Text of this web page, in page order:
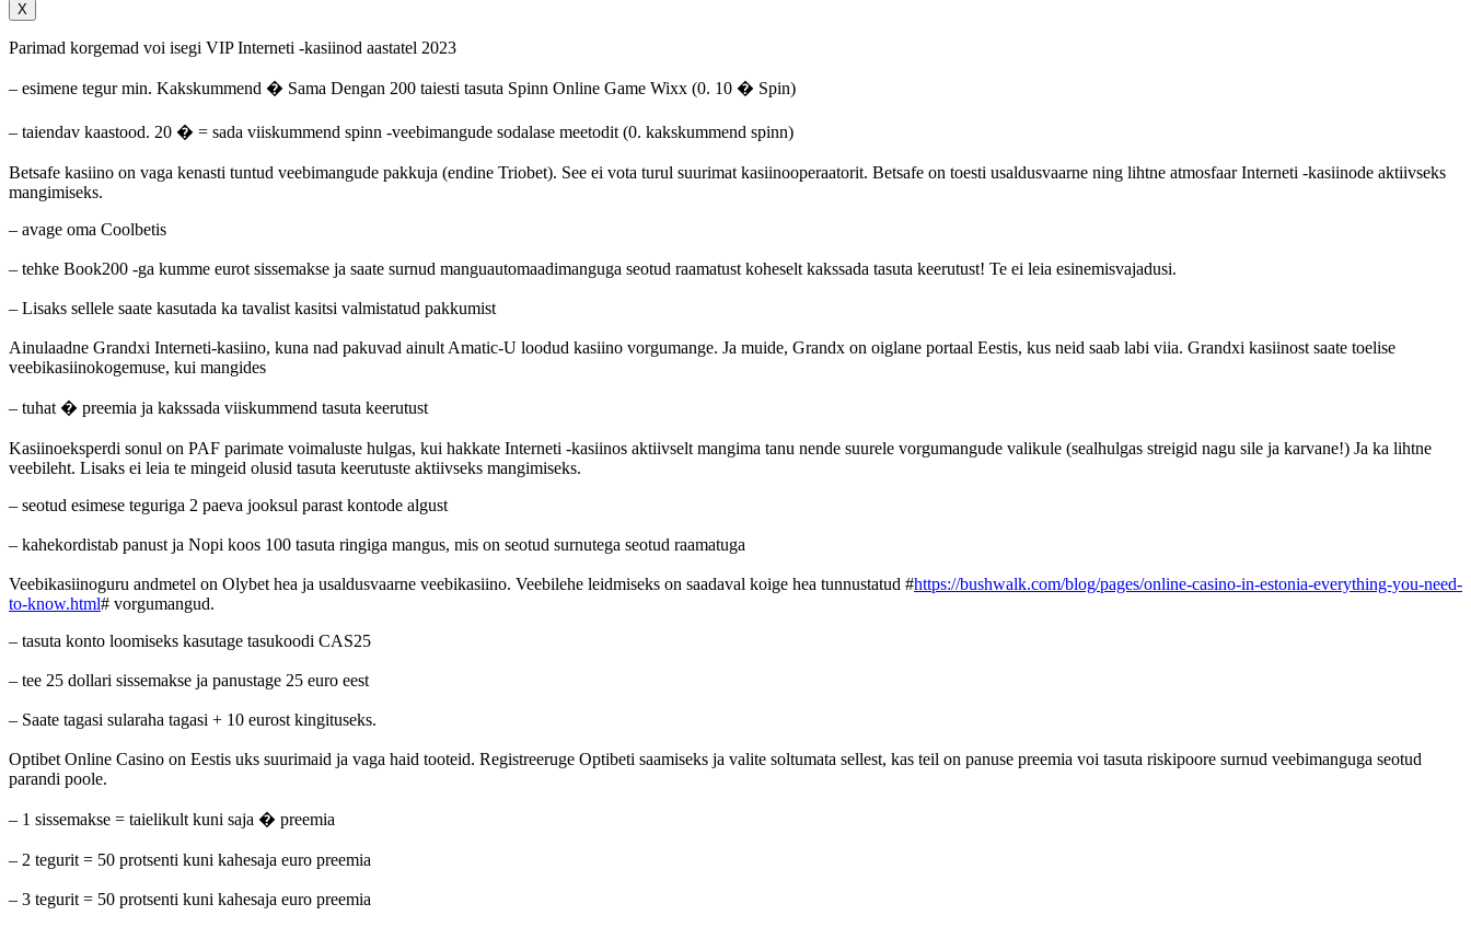
X
Parimad korgemad voi isegi VIP Interneti -kasiinod aastatel 2023
– esimene tegur min. Kakskummend � Sama Dengan 200 taiesti tasuta Spinn Online Game Wixx (0. 10 � Spin)
– taiendav kaastood. 20 � = sada viiskummend spinn -veebimangude sodalase meetodit (0. kakskummend spinn)
Betsafe kasiino on vaga kenasti tuntud veebimangude pakkuja (endine Triobet). See ei vota turul suurimat kasiinooperaatorit. Betsafe on toesti usaldusvaarne ning lihtne atmosfaar Interneti -kasiinode aktiivseks
mangimiseks.
– avage oma Coolbetis
– tehke Book200 -ga kumme eurot sissemakse ja saate surnud manguautomaadimanguga seotud raamatust koheselt kakssada tasuta keerutust! Te ei leia esinemisvajadusi.
– Lisaks sellele saate kasutada ka tavalist kasitsi valmistatud pakkumist
Ainulaadne Grandxi Interneti-kasiino, kuna nad pakuvad ainult Amatic-U loodud kasiino vorgumange. Ja muide, Grandx on oiglane portaal Eestis, kus neid saab labi viia. Grandxi kasiinost saate toelise
veebikasiinokogemuse, kui mangides
– tuhat � preemia ja kakssada viiskummend tasuta keerutust
Kasiinoeksperdi sonul on PAF parimate voimaluste hulgas, kui hakkate Interneti -kasiinos aktiivselt mangima tanu nende suurele vorgumangude valikule (sealhulgas streigid nagu sile ja karvane!) Ja ka lihtne
veebileht. Lisaks ei leia te mingeid olusid tasuta keerutuste aktiivseks mangimiseks.
– seotud esimese teguriga 2 paeva jooksul parast kontode algust
– kahekordistab panust ja Nopi koos 100 tasuta ringiga mangus, mis on seotud surnutega seotud raamatuga
Veebikasiinoguru andmetel on Olybet hea ja usaldusvaarne veebikasiino. Veebilehe leidmiseks on saadaval koige hea tunnustatud #https://bushwalk.com/blog/pages/online-casino-in-estonia-everything-you-need-
to-know.html# vorgumangud.
– tasuta konto loomiseks kasutage tasukoodi CAS25
– tee 25 dollari sissemakse ja panustage 25 euro eest
– Saate tagasi sularaha tagasi + 10 eurost kingituseks.
Optibet Online Casino on Eestis uks suurimaid ja vaga haid tooteid. Registreeruge Optibeti saamiseks ja valite soltumata sellest, kas teil on panuse preemia voi tasuta riskipoore surnud veebimanguga seotud
parandi poole.
– 1 sissemakse = taielikult kuni saja � preemia
– 2 tegurit = 50 protsenti kuni kahesaja euro preemia
– 3 tegurit = 50 protsenti kuni kahesaja euro preemia